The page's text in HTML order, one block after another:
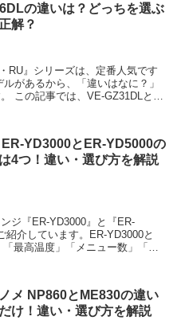
の違いは？どっちを選ぶ
解？
RU』シリーズは、定番人気です
と
YD3000とER-YD5000の
4つ！違い・選び方を解説
ジ『ER-YD3000』と『ER-
介しています。ER-YD3000と
最高温度」「メニュー数」「手
メ NP860とME830の違い
け！違い・選び方を解説